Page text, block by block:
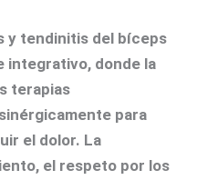
y tendinitis del bíceps
integrativo, donde la
terapias
para
el dolor. La
el respeto por los